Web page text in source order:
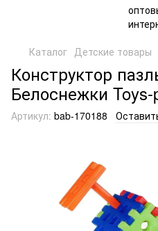
Каталог Детские товары
Конструктор
Белоснежки
Артикул: bab-170188